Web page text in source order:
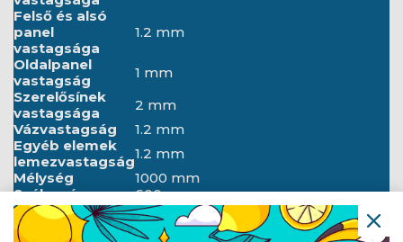
Felső és alsó
panel
vastagsága
1.2 mm
Oldalpanel
vastagság
1 mm
Szerelősínek
vastagsága
2 mm
Vázvastagság
1.2 mm
Egyéb elemek
lemezvastagság1.2 mm
Mélység
1000 mm
Szélesség
600 mm
Magasság
2047.5 mm
Súly
115.5 kg